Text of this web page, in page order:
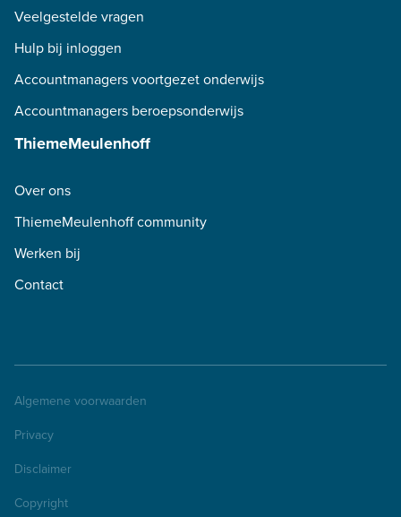
Veelgestelde vragen
Hulp bij inloggen
Accountmanagers voortgezet onderwijs
Accountmanagers beroepsonderwijs
ThiemeMeulenhoff
Over ons
ThiemeMeulenhoff community
Werken bij
Contact
Algemene voorwaarden
Privacy
Disclaimer
Copyright